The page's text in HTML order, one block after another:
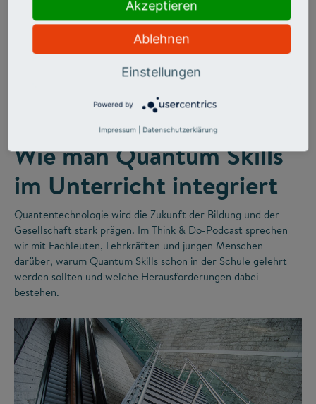
Wie man Quantum Skills
im Unterricht integriert
Quantentechnologie wird die Zukunft der Bildung und der
Gesellschaft stark prägen. Im Think & Do-Podcast sprechen
wir mit Fachleuten, Lehrkräften und jungen Menschen
darüber, warum Quantum Skills schon in der Schule gelehrt
werden sollten und welche Herausforderungen dabei
bestehen.
Akzeptieren
Ablehnen
Einstellungen
Powered by
Impressum Datenschutzerklärung